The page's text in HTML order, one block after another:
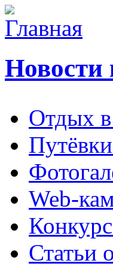
Новости
Отдых
Web-
Статьи